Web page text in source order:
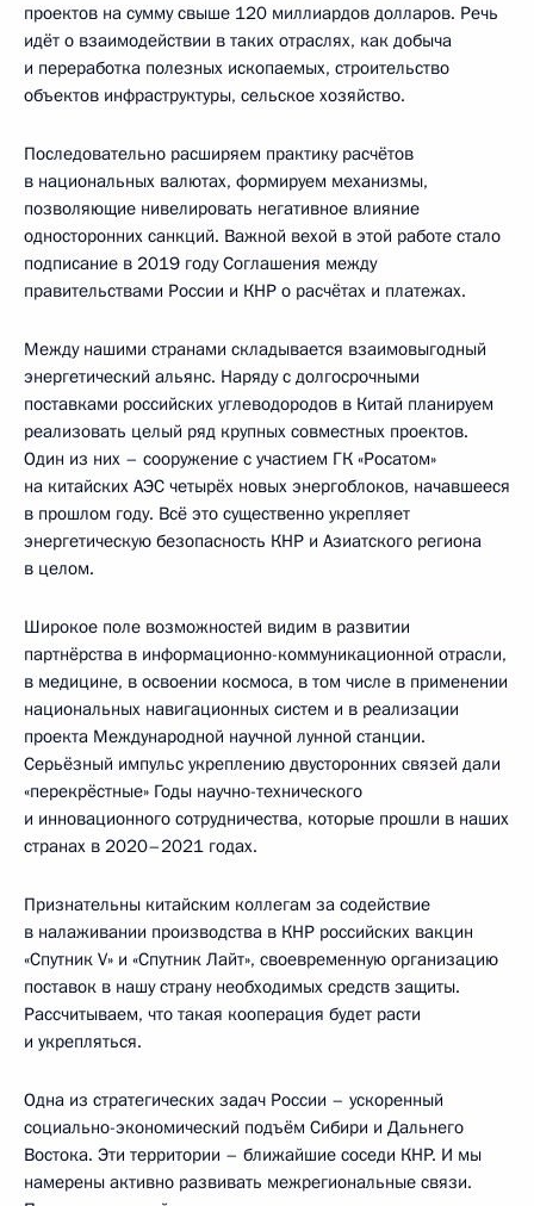
проектов на сумму свыше 120 миллиардов долларов. Речь
идёт о взаимодействии в таких отраслях, как добыча
и переработка полезных ископаемых, строительство
объектов инфраструктуры, сельское хозяйство.
Последовательно расширяем практику расчётов
в национальных валютах, формируем механизмы,
позволяющие нивелировать негативное влияние
односторонних санкций. Важной вехой в этой работе стало
подписание в 2019 году Соглашения между
правительствами России и КНР о расчётах и платежах.
Между нашими странами складывается взаимовыгодный
энергетический альянс. Наряду с долгосрочными
поставками российских углеводородов в Китай планируем
реализовать целый ряд крупных совместных проектов.
Один из них – сооружение с участием ГК «Росатом»
на китайских АЭС четырёх новых энергоблоков, начавшееся
в прошлом году. Всё это существенно укрепляет
энергетическую безопасность КНР и Азиатского региона
в целом.
Широкое поле возможностей видим в развитии
партнёрства в информационно-коммуникационной отрасли,
в медицине, в освоении космоса, в том числе в применении
национальных навигационных систем и в реализации
проекта Международной научной лунной станции.
Серьёзный импульс укреплению двусторонних связей дали
«перекрёстные» Годы научно-технического
и инновационного сотрудничества, которые прошли в наших
странах в 2020–2021 годах.
Признательны китайским коллегам за содействие
в налаживании производства в КНР российских вакцин
«Спутник V» и «Спутник Лайт», своевременную организацию
поставок в нашу страну необходимых средств защиты.
Рассчитываем, что такая кооперация будет расти
и укрепляться.
Одна из стратегических задач России – ускоренный
социально-экономический подъём Сибири и Дальнего
Востока. Эти территории – ближайшие соседи КНР. И мы
намерены активно развивать межрегиональные связи.